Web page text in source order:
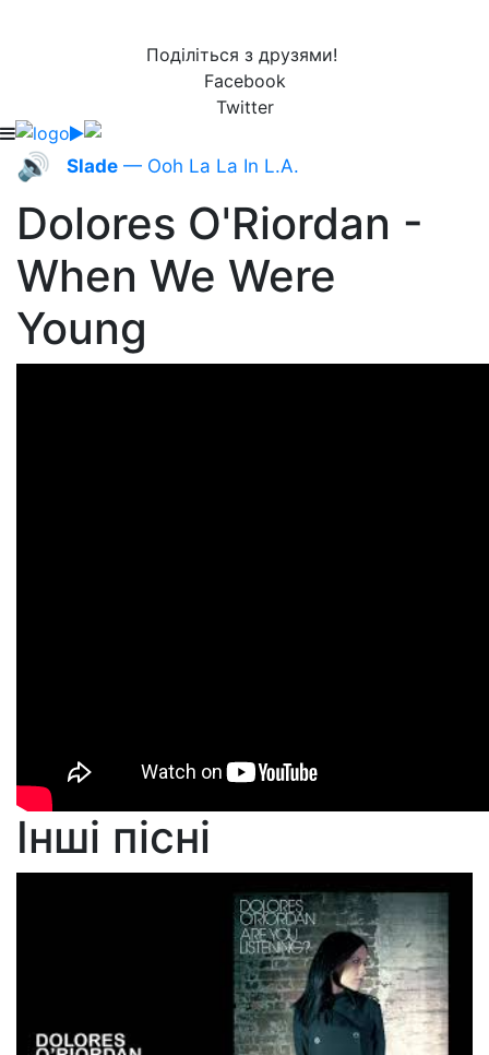
Поділіться з друзями!
Facebook
Twitter
🔊 Slade — Ooh La La In L.A.
Dolores O'Riordan -
When We Were
Young
Інші пісні